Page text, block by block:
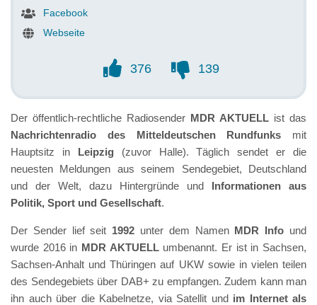
Facebook
Webseite
376 139
Der öffentlich-rechtliche Radiosender MDR AKTUELL ist das
Nachrichtenradio des Mitteldeutschen Rundfunks mit
Hauptsitz in Leipzig(zuvor Halle). Täglich sendet er die
neuesten Meldungen aus seinem Sendegebiet, Deutschland
und der Welt, dazu Hintergründe und Informationen aus
Politik, Sport und Gesellschaft.
Der Sender lief seit 1992 unter dem Namen MDR Info und
wurde 2016 in MDR AKTUELLumbenannt. Er ist in Sachsen,
Sachsen-Anhalt und Thüringen auf UKW sowie in vielen teilen
des Sendegebiets über DAB+ zu empfangen. Zudem kann man
ihn auch über die Kabelnetze, via Satellit undim Internet als